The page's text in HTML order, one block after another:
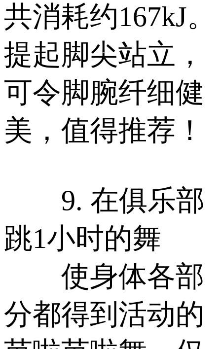
共消耗约167kJ。
提起脚尖站立，
可令脚腕纤细健
美，值得推荐！
9. 在俱乐部
跳1小时的舞
使身体各部
分都得到活动的